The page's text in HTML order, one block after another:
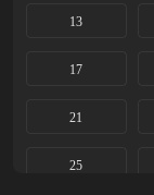
13
17
21
25